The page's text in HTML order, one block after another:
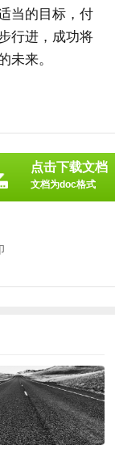
当的目标，付
行进，成功将
未来。
点击下载文档
文档为doc格式